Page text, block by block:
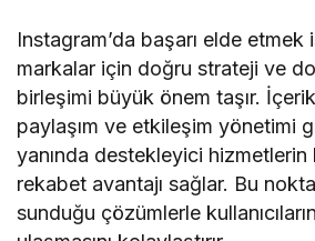
Instagram’da başarı elde
markalar için doğru strateji ve
birleşimi büyük önem taşır.
paylaşım ve etkileşim yönetimi
yanında destekleyici hizmetlerin
rekabet avantajı sağlar. Bu
sunduğu çözümlerle